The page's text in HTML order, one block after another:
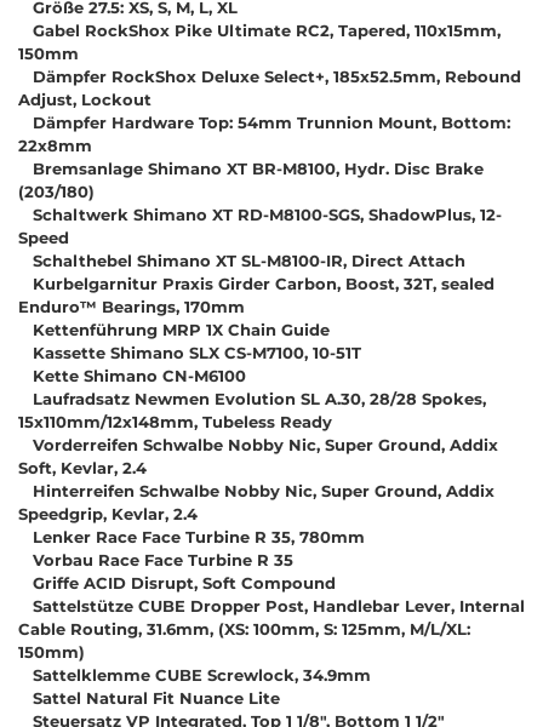
Größe 27.5: XS, S, M, L, XL
Gabel RockShox Pike Ultimate RC2, Tapered, 110x15mm,
150mm
Dämpfer RockShox Deluxe Select+, 185x52.5mm, Rebound
Adjust, Lockout
Dämpfer Hardware Top: 54mm Trunnion Mount, Bottom:
22x8mm
Bremsanlage Shimano XT BR-M8100, Hydr. Disc Brake
(203/180)
Schaltwerk Shimano XT RD-M8100-SGS, ShadowPlus, 12-
Speed
Schalthebel Shimano XT SL-M8100-IR, Direct Attach
Kurbelgarnitur Praxis Girder Carbon, Boost, 32T, sealed
Enduro™ Bearings, 170mm
Kettenführung MRP 1X Chain Guide
Kassette Shimano SLX CS-M7100, 10-51T
Kette Shimano CN-M6100
Laufradsatz Newmen Evolution SL A.30, 28/28 Spokes,
15x110mm/12x148mm, Tubeless Ready
Vorderreifen Schwalbe Nobby Nic, Super Ground, Addix
Soft, Kevlar, 2.4
Hinterreifen Schwalbe Nobby Nic, Super Ground, Addix
Speedgrip, Kevlar, 2.4
Lenker Race Face Turbine R 35, 780mm
Vorbau Race Face Turbine R 35
Griffe ACID Disrupt, Soft Compound
Sattelstütze CUBE Dropper Post, Handlebar Lever, Internal
Cable Routing, 31.6mm, (XS: 100mm, S: 125mm, M/L/XL:
150mm)
Sattelklemme CUBE Screwlock, 34.9mm
Sattel Natural Fit Nuance Lite
Steuersatz VP Integrated, Top 1 1/8", Bottom 1 1/2"